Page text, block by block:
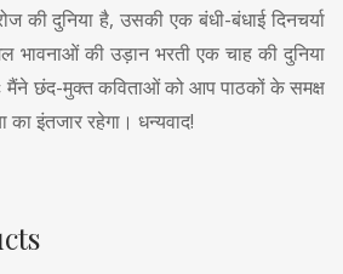
की दुनिया है, उसकी एक बंधी-बंधाई दिनचर्या
की उड़ान भरती एक चाह की दुनिया
मैंने छंद-मुक्त कविताओं को आप पाठकों के समक्ष
इंतजार रहेगा। धन्यवाद!